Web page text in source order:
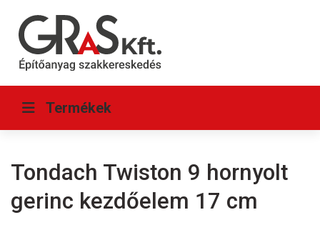
Termékek
Tondach Twiston 9 hornyolt
gerinc kezdőelem 17 cm